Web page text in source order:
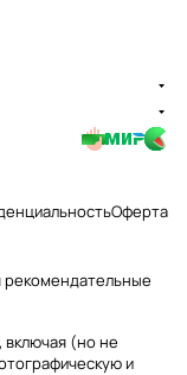
Оферта
рекомендательные
(но не
и